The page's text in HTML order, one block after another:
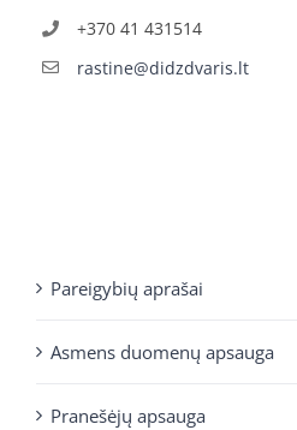
+370 41 431514
rastine@didzdvaris.lt
Pareigybių aprašai
Asmens duomenų apsauga
Pranešėjų apsauga